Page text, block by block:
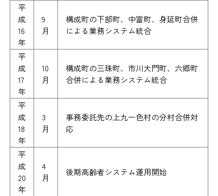
平
成
16
年
9
月
構成町の下部町、中富町、身延町合併
による業務システム統合
平
成
17
年
10
月
構成町の三珠町、市川大門町、六郷町
合併による業務システム統合
平
成
18
年
3
月
事務委託先の上九一色村の分村合併対
応
平
成
20
年
4
月
後期高齢者システム運用開始